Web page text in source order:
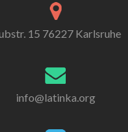
15 76227 Karlsruhe
info@latinka.org